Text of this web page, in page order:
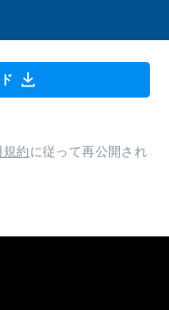
規約に従って再公開され